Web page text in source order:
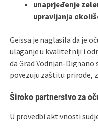
unaprjeđenje
upravljanja
Geissa je naglasila da je
ulaganje u kvalitetniji i
da Grad
povezuju zaštitu prirode,
Široko partnerstvo za
U provedbi aktivnosti